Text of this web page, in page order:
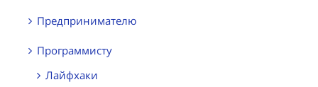
Предпринимателю
Программисту
Лайфхаки